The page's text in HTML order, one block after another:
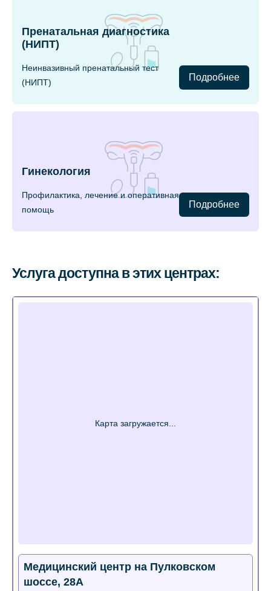
Пренатальная диагностика
(НИПТ)
Неинвазивный пренатальный тест
(НИПТ)
Подробнее
Гинекология
Профилактика, лечение и оперативная
помощь
Подробнее
Услуга доступна в этих центрах:
Медицинский центр на Пулковском
шоссе, 28А